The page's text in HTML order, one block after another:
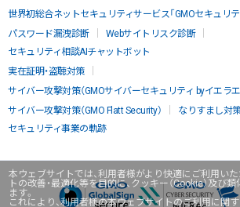
本ウェブサイトでは、利用者様がより快適にご利用い
トの改善・最適化等を目的に、クッキー（Cookie）及び
ます。
これにより、利用者様の本ウェブサイトのご利用に関
世界初総合ネットセキュリティサービス「GMOセキュリテ
パスワード漏洩診断
Webサイトリスク診断
セキュリティ相談AIチャットボット
実在証明・盗聴対策
サイバー攻撃対策（GMOサイバーセキュリティ byイエラエ
サイバー攻撃対策（GMO Flatt Security）
なりすまし対
セキュリティ事業の軌跡